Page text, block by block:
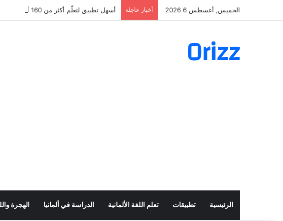
الخميس, أغسطس 6 2026 أخبار عاجلة أسهل تطبيق لتعلّم أكثر من 160 ألف فعل بالألمانية
Orizz
الرئيسية تطبيقات تعلم اللغة الألمانية الدراسة في ألمانيا الهجرة